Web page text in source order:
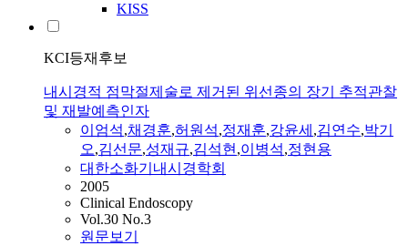
KISS
KCI등재후보
내시경적 점막절제술로 제거된 위선종의 장기 추적관찰
및 재발예측인자
이엄석,채경훈,허원석,정재훈,강윤세 ,김연수,박기
오,김선문,성재규,김석현,이병석,정현용
대한소화기내시경학회
2005
Clinical Endoscopy
Vol.30 No.3
원문보기